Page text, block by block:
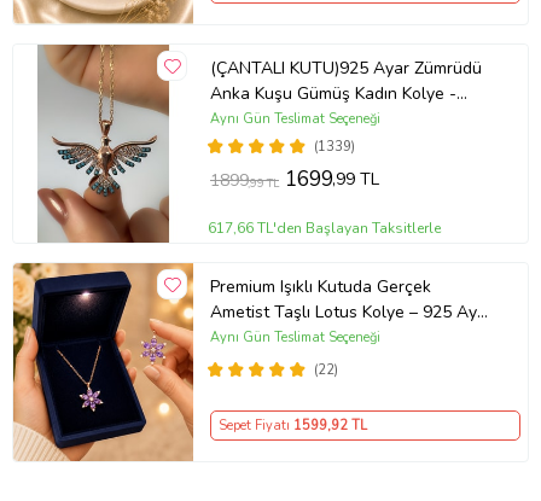
(ÇANTALI KUTU)925 Ayar Zümrüdü
Anka Kuşu Gümüş Kadın Kolye -
MAVİ
(1339)
Aynı Gün Teslimat Seçeneği
1899,99 TL 1699,99 TL
617,66 TL'den Başlayan Taksitlerle
Premium Işıklı Kutuda Gerçek
Ametist Taşlı Lotus Kolye – 925 Ayar
Gümüş Kadın Kolye
(22)
Aynı Gün Teslimat Seçeneği
Sepet Fiyatı 1599,92 TL